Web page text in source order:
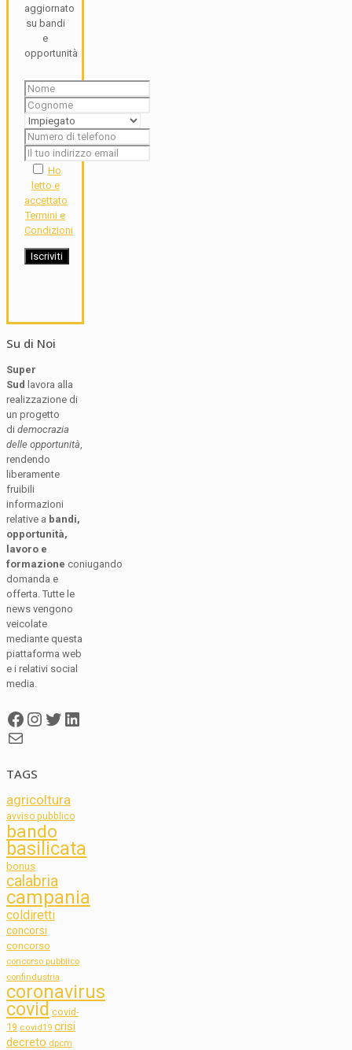
aggiornato
su bandi
e
opportunità
Ho
letto e
accettato
Termini e
Condizioni
Su di Noi
Super
Sud lavora alla
realizzazione di
un progetto
di democrazia
delle opportunità
rendendo
liberamente
fruibili
informazioni
relative a bandi,
opportunità,
lavoro e
formazione coniugando
domanda e
offerta. Tutte le
news vengono
veicolate
mediante questa
piattaforma web
e i relativi social
media.
Facebook
Instagram
Twitter
LinkedIn
Mail
TAGS
agricoltura
avviso pubblico
bando
basilicata
bonus
calabria
campania
coldiretti
concorsi
concorso
concorso pubblico
confindustria
coronavirus
covid covid-
19 covid19 crisi
decreto dpcm